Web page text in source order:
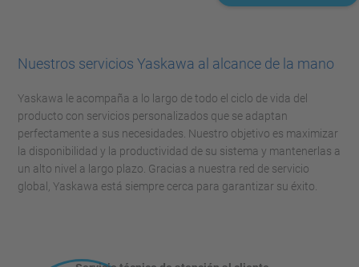
Nuestros servicios Yaskawa al alcance de la mano
Yaskawa le acompaña a lo largo de todo el ciclo de vida del
producto con servicios personalizados que se adaptan
perfectamente a sus necesidades. Nuestro objetivo es maximizar
la disponibilidad y la productividad de su sistema y mantenerlas a
un alto nivel a largo plazo. Gracias a nuestra red de servicio
global, Yaskawa está siempre cerca para garantizar su éxito.